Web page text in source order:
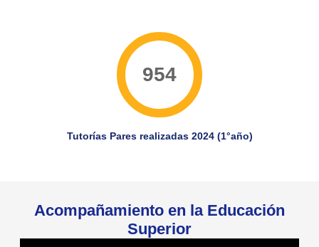
954
Tutorías Pares realizadas 2024 (1°año)
Acompañamiento en la Educación
Superior